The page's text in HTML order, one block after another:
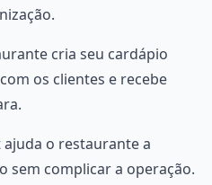
cria seu cardápio
os clientes e recebe
o restaurante a
sem complicar a operação.